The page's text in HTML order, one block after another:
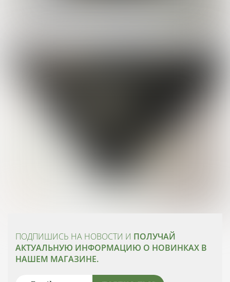
ПОДПИШИСЬ НА НОВОСТИ И ПОЛУЧАЙ
АКТУАЛЬНУЮ ИНФОРМАЦИЮ О НОВИНКАХ В
НАШЕМ МАГАЗИНЕ.